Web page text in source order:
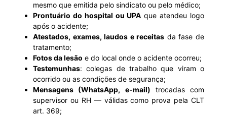
mesmo que emitida pelo sindicato ou pelo médico;
Prontuário do hospital ou UPA que atendeu logo
após o acidente;
Atestados, exames, laudos e receitas da fase de
tratamento;
Fotos da lesão e do local onde o acidente ocorreu;
Testemunhas: colegas de trabalho que viram o
ocorrido ou as condições de segurança;
Mensagens (WhatsApp, e-mail) trocadas com
supervisor ou RH — válidas como prova pela CLT
art. 369;